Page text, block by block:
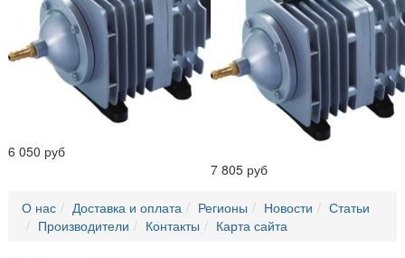
6 050 руб
7 805 руб
О нас Доставка и оплата Регионы Новости
Статьи
Производители
Контакты Карта сайта